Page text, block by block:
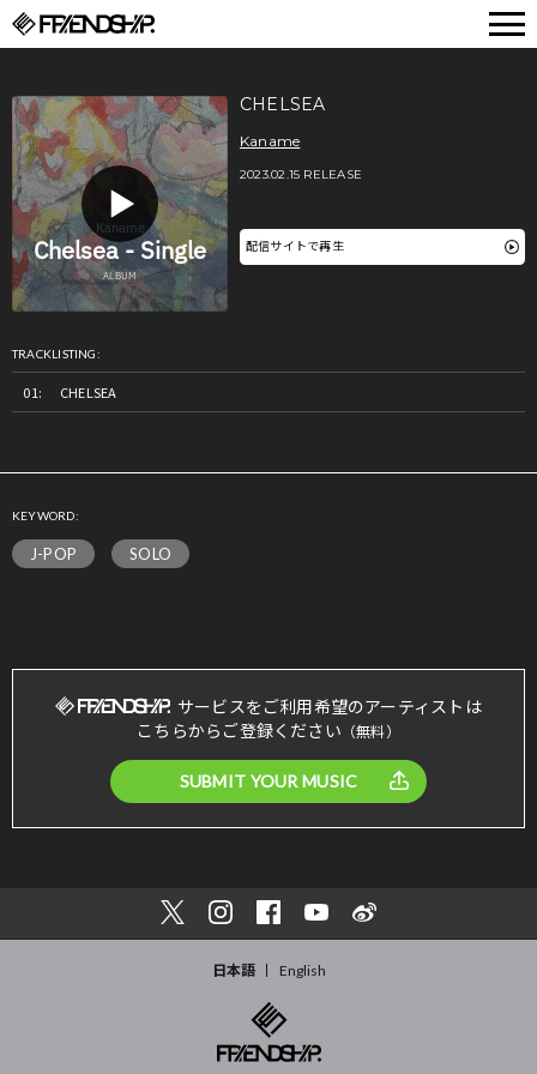
CHELSEA
Kaname
2023.02.15 RELEASE
配信サイトで再生
TRACKLISTING:
CHELSEA
KEYWORD:
J-POP SOLO
サービスをご利用希望のアーティストは
こちらからご登録ください （無料）
SUBMIT YOUR MUSIC
日本語 English